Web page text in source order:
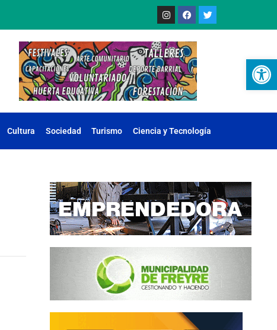
Cultura Sociedad Turismo Ciencia y Tecnología